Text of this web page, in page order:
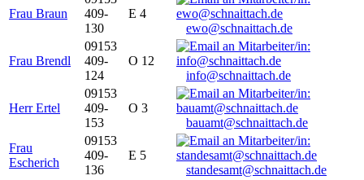
Frau Braun
409-
130
E 4
ewo@schnaittach.de
Frau Brendl
09153
409-
124
O 12
info@schnaittach.de
Herr Ertel
09153
409-
153
O 3
bauamt@schnaittach.de
Frau
Escherich
09153
409-
136
E 5
standesamt@schnaittach.de